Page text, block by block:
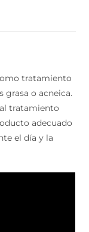
tratamiento
grasa o acneica.
tratamiento
adecuado
el día y la